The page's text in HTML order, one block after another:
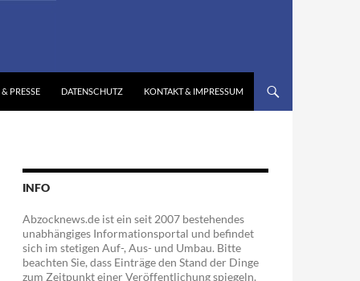
PRESSE DATENSCHUTZ KONTAKT & IMPRESSUM
INFO
Abzocknews.de ist ein seit 2007 bestehendes
unabhängiges Informationsportal und befindet
sich im stetigen Auf-, Aus- und Umbau. Bitte
beachten Sie, dass Einträge den Stand der Dinge
zum Zeitpunkt einer Veröffentlichung spiegeln.